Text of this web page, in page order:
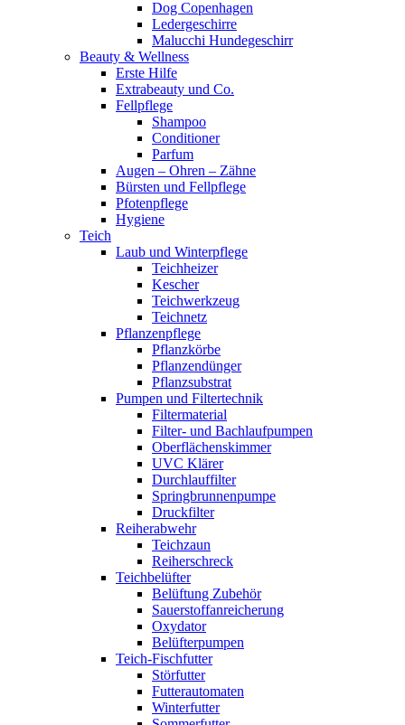
Dog Copenhagen
Ledergeschirre
Malucchi Hundegeschirr
Beauty & Wellness
Erste Hilfe
Extrabeauty und Co.
Fellpflege
Shampoo
Conditioner
Parfum
Augen – Ohren – Zähne
Bürsten und Fellpflege
Pfotenpflege
Hygiene
Teich
Laub und Winterpflege
Teichheizer
Kescher
Teichwerkzeug
Teichnetz
Pflanzenpflege
Pflanzkörbe
Pflanzendünger
Pflanzsubstrat
Pumpen und Filtertechnik
Filtermaterial
Filter- und Bachlaufpumpen
Oberflächenskimmer
UVC Klärer
Durchlauffilter
Springbrunnenpumpe
Druckfilter
Reiherabwehr
Teichzaun
Reiherschreck
Teichbelüfter
Belüftung Zubehör
Sauerstoffanreicherung
Oxydator
Belüfterpumpen
Teich-Fischfutter
Störfutter
Futterautomaten
Winterfutter